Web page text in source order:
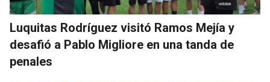
Luquitas Rodríguez visitó Ramos Mejía y
desafió a Pablo Migliore en una tanda de
penales